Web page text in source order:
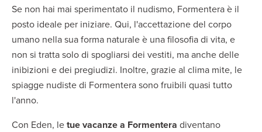
Se non hai mai sperimentato il nudismo, Formentera è il
posto ideale per iniziare. Qui, l'accettazione del corpo
umano nella sua forma naturale è una filosofia di vita, e
non si tratta solo di spogliarsi dei vestiti, ma anche delle
inibizioni e dei pregiudizi. Inoltre, grazie al clima mite, le
spiagge nudiste di Formentera sono fruibili quasi tutto
l'anno.
Con Eden, letue vacanze a Formentera diventano